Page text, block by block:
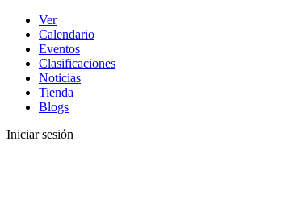
Ver
Calendario
Eventos
Clasificaciones
Noticias
Tienda
Blogs
Iniciar sesión